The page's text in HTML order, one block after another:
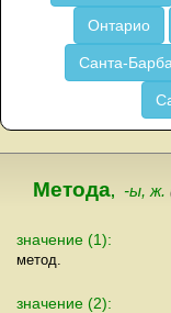
Онтарио
Санта-
Метода, -ы, ж.
значение (1):
метод.
значение (2):